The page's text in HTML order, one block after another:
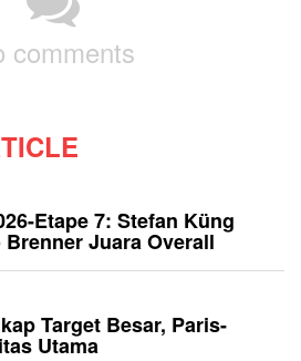
comments
Etape 7: Stefan Küng
Brenner Juara Overall
Target Besar, Paris-
Utama